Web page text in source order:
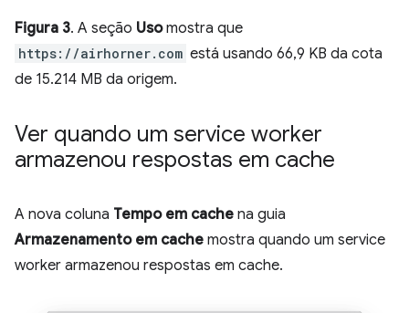
Figura 3. A seção Usomostra que
https://airhorner.com está usando 66,9 KB da cota
de 15.214 MB da origem.
Ver quando um service worker
armazenou respostas em cache
A nova coluna Tempo em cache na guia
Armazenamento em cache mostra quando um service
worker armazenou respostas em cache.